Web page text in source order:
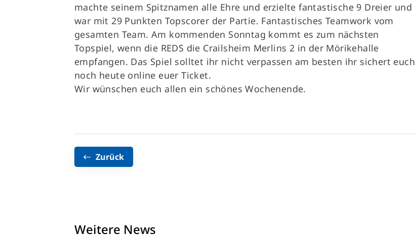
machte seinem Spitznamen alle Ehre und erzielte fantastische 9 Dreier und
war mit 29 Punkten Topscorer der Partie. Fantastisches Teamwork vom
gesamten Team. Am kommenden Sonntag kommt es zum nächsten
Topspiel, wenn die REDS die Crailsheim Merlins 2 in der Mörikehalle
empfangen. Das Spiel solltet ihr nicht verpassen am besten ihr sichert euch
noch heute online euer Ticket.
Wir wünschen euch allen ein schönes Wochenende.
Zurück
Weitere News